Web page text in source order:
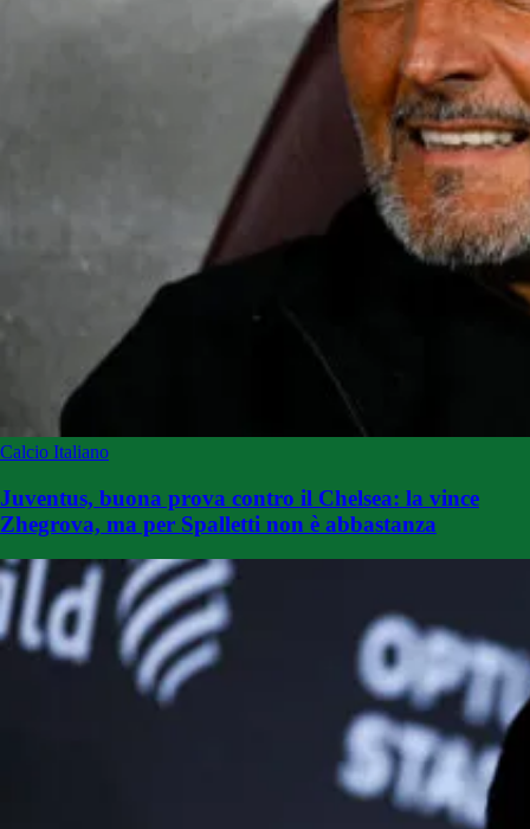
Calcio Italiano
Juventus, buona prova contro il Chelsea: la vince
Zhegrova, ma per Spalletti non è abbastanza